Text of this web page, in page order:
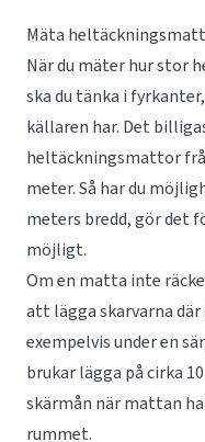
Mäta
När du mäter hur stor
ska du tänka i
källaren har. Det
heltäckningsmattor
meter. Så har du
meters bredd, gör det
möjligt.
Om en matta inte
att lägga skarvarna
exempelvis under en
brukar lägga på cirka
skärmån när mattan
rummet.